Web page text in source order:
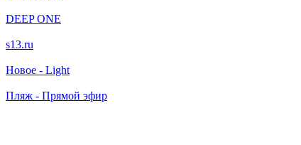
DEEP ONE
s13.ru
Новое - Light
Пляж - Прямой эфир